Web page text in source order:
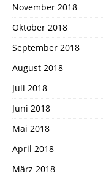
November 2018
Oktober 2018
September 2018
August 2018
Juli 2018
Juni 2018
Mai 2018
April 2018
März 2018